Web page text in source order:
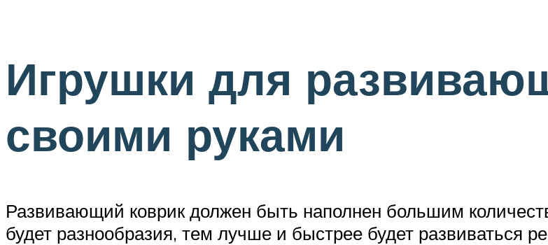
Игрушки для
своими руками
Развивающий коврик должен быть наполнен большим
будет разнообразия, тем лучше и быстрее будет развиваться